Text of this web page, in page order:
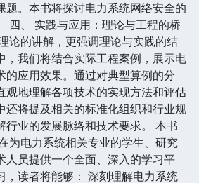
题。本书将探讨电力系统网络安全的
四、 实践与应用：理论与工程的桥
论的讲解，更强调理论与实践的结
，我们将结合实际工程案例，展示电
的应用效果。通过对典型算例的分
观地理解各项技术的实现方法和评估
还将提及相关的标准化组织和行业规
行业的发展脉络和技术要求。 本书
为电力系统相关专业的学生、研究
人员提供一个全面、深入的学习平
，读者将能够： 深刻理解电力系统